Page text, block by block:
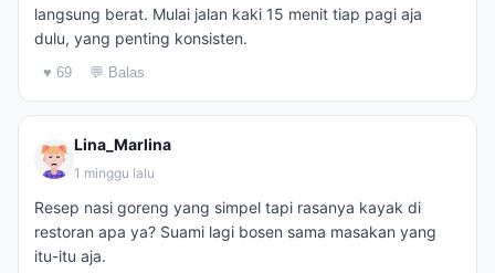
langsung berat. Mulai jalan kaki 15 menit tiap pagi aja
dulu, yang penting konsisten.
♥ 69 💬 Balas
Lina_Marlina
1 minggu lalu
Resep nasi goreng yang simpel tapi rasanya kayak di
restoran apa ya? Suami lagi bosen sama masakan yang
itu-itu aja.